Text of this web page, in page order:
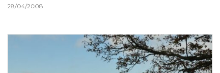
28/04/2008